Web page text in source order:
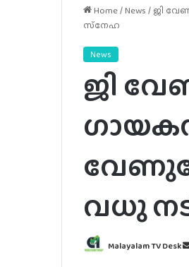
Home/News / ജി
സ്‌നേഹ
News
ജി
വധു
Malayalam TV Desk